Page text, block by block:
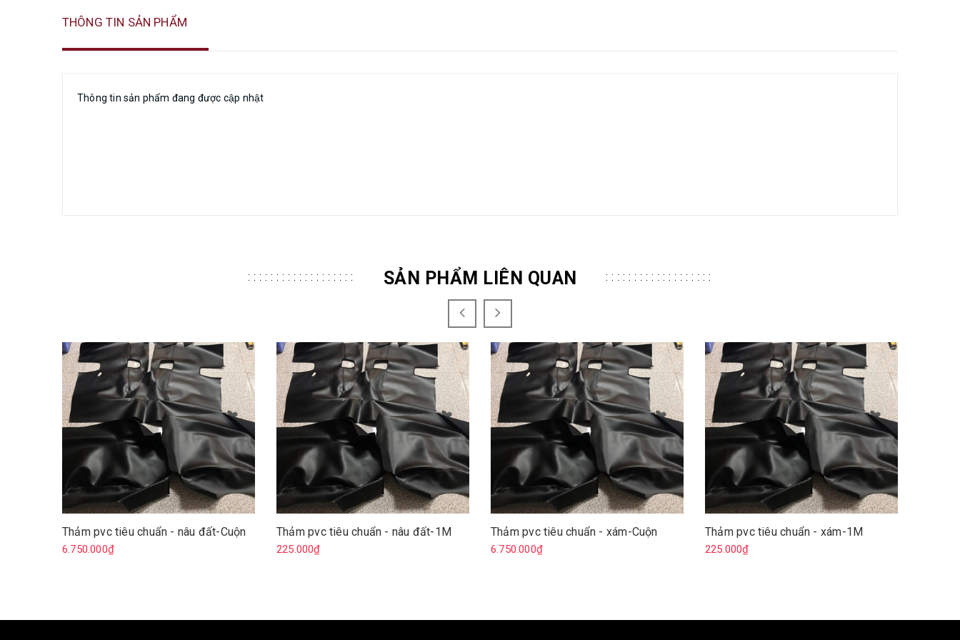
THÔNG TIN SẢN PHẨM
Thông tin sản phẩm đang được cập nhật
SẢN PHẨM LIÊN QUAN
Thảm pvc tiêu chuẩn - nâu đất-Cuộn
6.750.000₫
Thảm pvc tiêu chuẩn - nâu đất-1M
225.000₫
Thảm pvc tiêu chuẩn - xám-Cuộn
6.750.000₫
Thảm pvc tiêu chuẩn - xám-1M
225.000₫